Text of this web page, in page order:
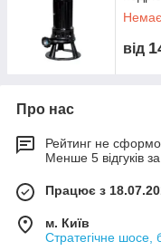
сфері для відведення
поставка під
полупогружной або
Полюси двигуна - 2 / 4
Обмеження
Макс.акустичний тиск -
Макс.глибина
Макс.температура
Макс.запусків/год -10
PH обробленої рідини
Немає
від
Про нас
Рейтинг не
Менше 5 відгуків
Працює з
м. Київ
Стратегічне шосе,